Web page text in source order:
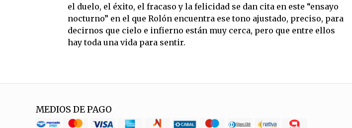
el duelo, el éxito, el fracaso y la felicidad se dan cita en este “ensayo
nocturno” en el que Rolón encuentra ese tono ajustado, preciso, para
decirnos que cielo e infierno están muy cerca, pero que entre ellos
hay toda una vida para sentir.
MEDIOS DE PAGO